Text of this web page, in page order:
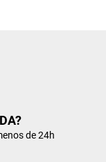
de 24h